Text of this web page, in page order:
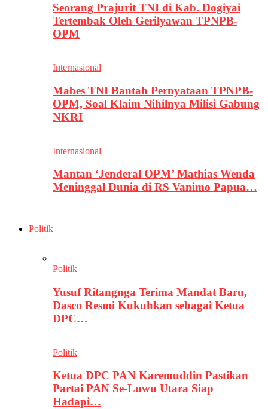
Seorang Prajurit TNI di Kab. Dogiyai
Tertembak Oleh Gerilyawan TPNPB-
OPM
Internasional
Mabes TNI Bantah Pernyataan TPNPB-
OPM, Soal Klaim Nihilnya Milisi Gabung
NKRI
Internasional
Mantan ‘Jenderal OPM’ Mathias Wenda
Meninggal Dunia di RS Vanimo Papua…
Politik
Politik
Yusuf Ritangnga Terima Mandat Baru,
Dasco Resmi Kukuhkan sebagai Ketua
DPC…
Politik
Ketua DPC PAN Karemuddin Pastikan
Partai PAN Se-Luwu Utara Siap
Hadapi…